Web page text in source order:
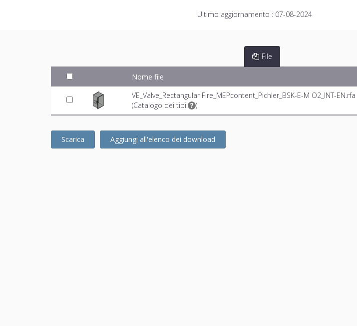
Ultimo aggiornamento : 07-08-2024
File
Nome file
VE_Valve_Rectangular Fire_MEPcontent_Pichler_BSK-E-M O2_INT-EN.rfa
(Catalogo dei tipi )
Scarica Aggiungi all'elenco dei download